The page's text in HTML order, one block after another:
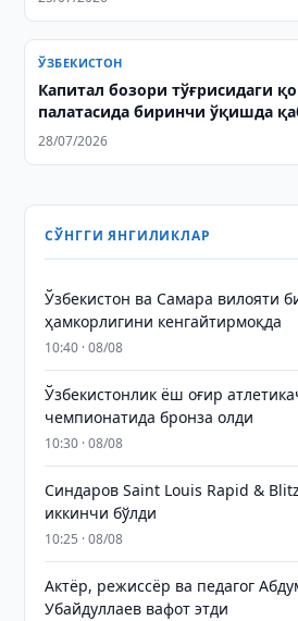
ЎЗБЕКИСТОН
Капитал бозори тўғрисидаги
палатасида биринчи ўқишда
28/07/2026
СЎНГГИ ЯНГИЛИКЛАР
Ўзбекистон ва Самара вилояти
ҳамкорлигини кенгайтирмоқда
10:40 · 08/08
Ўзбекистонлик ёш оғир
чемпионатида бронза олди
10:30 · 08/08
Синдаров Saint Louis Rapid &
иккинчи бўлди
10:25 · 08/08
Актёр, режиссёр ва педагог
Убайдуллаев вафот этди